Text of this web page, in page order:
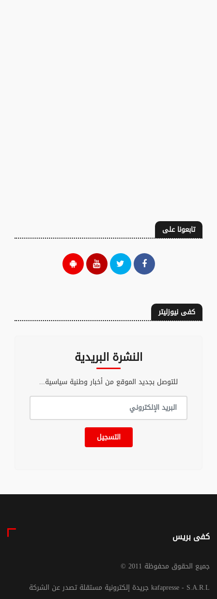
تابعونا على
كفى نيوزليتر
النشرة البريدية
للتوصل بجديد الموقع من أخبار وطنية سياسية...
التسجيل
كفى بريس
© جميع الحقوق محفوظة 2011
جريدة إلكترونية مستقلة تصدر عن الشركة kafapresse - S.A.R.L